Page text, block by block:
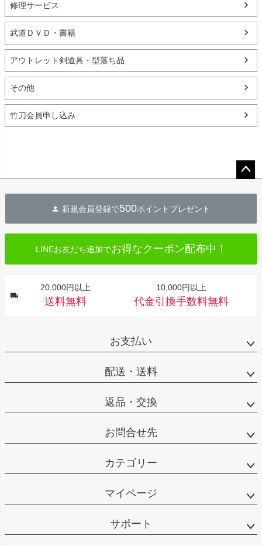
修理サービス
武道ＤＶＤ・書籍
アウトレット剣道具・型落ち品
その他
竹刀会員申し込み
へ
新規会員登録で500ポイントプレゼント
LINEお友だち追加でお得なクーポン配布中！
20,000円以上
送料無料
10,000円以上
代金引換手数料無料
お支払い
配送・送料
返品・交換
お問合せ先
カテゴリー
マイページ
サポート